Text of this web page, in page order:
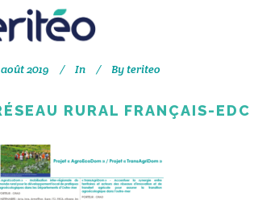
2019 In Byteriteo
RURAL FRANÇAIS-EDC